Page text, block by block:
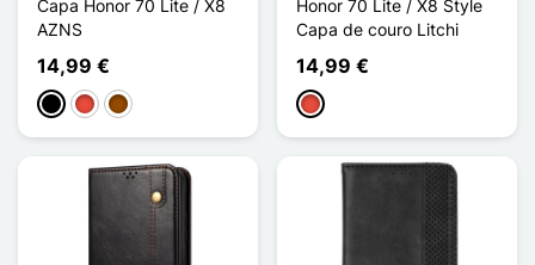
Capa Honor 70 Lite / X8
AZNS
14,99 €
PretoVermelhoCastanho
Honor 70 Lite / X8 Style
Capa de couro Litchi
14,99 €
Vermelho